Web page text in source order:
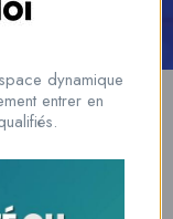
dynamique
entrer en